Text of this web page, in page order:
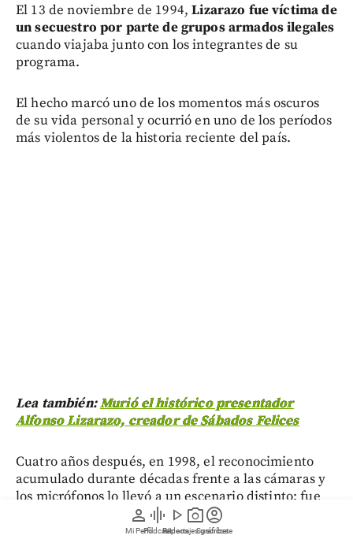
person
Mi Perfil
graphic_eq
Pódcast
play_arrow
Videos
photo_camera
Reportajes gráficos
account_circle
Suscríbete
El 13 de noviembre de 1994,Lizarazo fue víctima de
un secuestro por parte de grupos armados ilegales
cuando viajaba junto con los integrantes de su
programa.
El hecho marcó uno de los momentos más oscuros
de su vida personal y ocurrió en uno de los períodos
más violentos de la historia reciente del país.
Lea también:Murió el histórico presentador
Alfonso Lizarazo, creador de Sábados Felices
Cuatro años después, en 1998, el reconocimiento
acumulado durante décadas frente a las cámaras y
los micrófonos lo llevó a un escenario distinto: fue
elegido senador por votación popular.